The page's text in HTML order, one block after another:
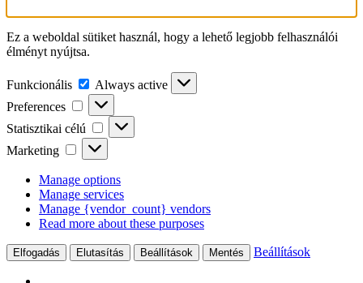
Ez a weboldal sütiket használ, hogy a lehető legjobb felhasználói
élményt nyújtsa.
Funkcionális Funkcionális
Always active
Preferences
Preferences
Statisztikai célú
Statisztikai
célú
Marketing
Marketing
Manage options
Manage services
Manage {vendor_count} vendors
Read more about these purposes
Elfogadás Elutasítás Beállítások Mentés Beállítások